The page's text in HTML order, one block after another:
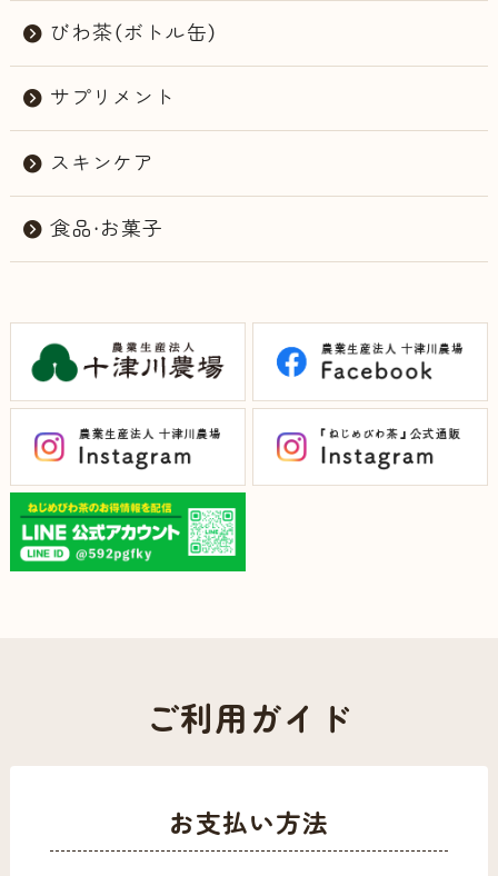
びわ茶（ボトル缶）
サプリメント
スキンケア
食品・お菓子
ご利用ガイド
お支払い方法